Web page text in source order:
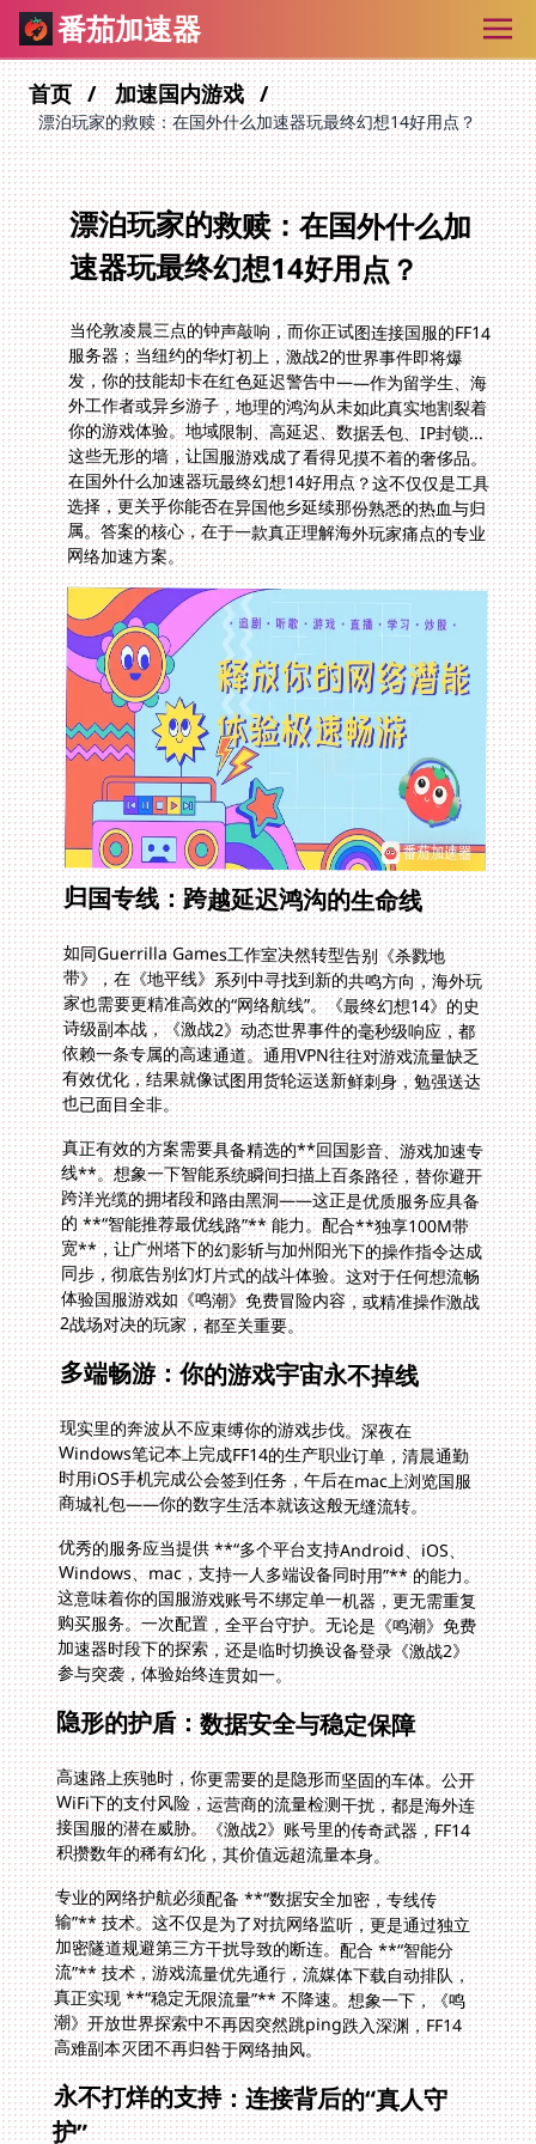
番茄加速器
首页 加速国内游戏
漂泊玩家的救赎：在国外什么加速器玩最终幻想14好用点？
漂泊玩家的救赎：在国外什么加
速器玩最终幻想14好用点？
当伦敦凌晨三点的钟声敲响，而你正试图连接国服的FF14
服务器；当纽约的华灯初上，激战2的世界事件即将爆
发，你的技能却卡在红色延迟警告中——作为留学生、海
外工作者或异乡游子，地理的鸿沟从未如此真实地割裂着
你的游戏体验。地域限制、高延迟、数据丢包、IP封锁...
这些无形的墙，让国服游戏成了看得见摸不着的奢侈品。
在国外什么加速器玩最终幻想14好用点？这不仅仅是工具
选择，更关乎你能否在异国他乡延续那份熟悉的热血与归
属。答案的核心，在于一款真正理解海外玩家痛点的专业
网络加速方案。
归国专线：跨越延迟鸿沟的生命线
如同Guerrilla Games工作室决然转型告别《杀戮地
带》，在《地平线》系列中寻找到新的共鸣方向，海外玩
家也需要更精准高效的“网络航线”。《最终幻想14》的史
诗级副本战，《激战2》动态世界事件的毫秒级响应，都
依赖一条专属的高速通道。通用VPN往往对游戏流量缺乏
有效优化，结果就像试图用货轮运送新鲜刺身，勉强送达
也已面目全非。
真正有效的方案需要具备精选的**回国影音、游戏加速专
线**。想象一下智能系统瞬间扫描上百条路径，替你避开
跨洋光缆的拥堵段和路由黑洞——这正是优质服务应具备
的 **“智能推荐最优线路”** 能力。配合**独享100M带
宽**，让广州塔下的幻影斩与加州阳光下的操作指令达成
同步，彻底告别幻灯片式的战斗体验。这对于任何想流畅
体验国服游戏如《鸣潮》免费冒险内容，或精准操作激战
2战场对决的玩家，都至关重要。
多端畅游：你的游戏宇宙永不掉线
现实里的奔波从不应束缚你的游戏步伐。深夜在
Windows笔记本上完成FF14的生产职业订单，清晨通勤
时用iOS手机完成公会签到任务，午后在mac上浏览国服
商城礼包——你的数字生活本就该这般无缝流转。
优秀的服务应当提供 **“多个平台支持Android、iOS、
Windows、mac，支持一人多端设备同时用”** 的能力。
这意味着你的国服游戏账号不绑定单一机器，更无需重复
购买服务。一次配置，全平台守护。无论是《鸣潮》免费
加速器时段下的探索，还是临时切换设备登录《激战2》
参与突袭，体验始终连贯如一。
隐形的护盾：数据安全与稳定保障
高速路上疾驰时，你更需要的是隐形而坚固的车体。公开
WiFi下的支付风险，运营商的流量检测干扰，都是海外连
接国服的潜在威胁。《激战2》账号里的传奇武器，FF14
积攒数年的稀有幻化，其价值远超流量本身。
专业的网络护航必须配备 **“数据安全加密，专线传
输”** 技术。这不仅是为了对抗网络监听，更是通过独立
加密隧道规避第三方干扰导致的断连。配合 **“智能分
流”** 技术，游戏流量优先通行，流媒体下载自动排队，
真正实现 **“稳定无限流量”** 不降速。想象一下，《鸣
潮》开放世界探索中不再因突然跳ping跌入深渊，FF14
高难副本灭团不再归咎于网络抽风。
永不打烊的支持：连接背后的“真人守
护”